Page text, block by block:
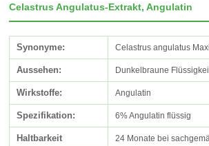
Celastrus Angulatus-Extrakt, Angulatin
Synonyme: Celastrus angulatus
Aussehen: Dunkelbraune
Wirkstoffe: Angulatin
Spezifikation: 6% Angulatin flüssig
Haltbarkeit 24 Monate bei